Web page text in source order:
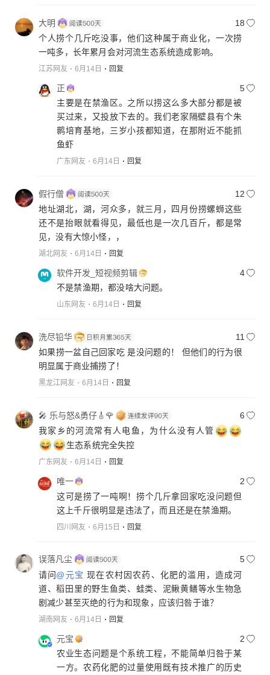
大明
18
个人捞个几斤吃没事，他们这种属于商业化，一次捞
一吨多，长年累月会对河流生态系统造成影响。
江苏网友 6月14日 回复
正
5
主要是在禁渔区。之所以捞这么多大部分都是被
买过来，又投放下去的。我们老家隔壁县有个朱
鹮培育基地，三岁小孩都知道，在那附近不能抓
鱼虾
广东网友 6月14日 回复
假行僧
12
地址湖北，湖，河众多，就三月，四月份捞螺蛳这些
还不是抬眼就看得见，最低也是一次几百斤，都是常
见，没有大惊小怪，，
湖北网友 6月14日 回复
软件开发_短视频剪辑
4
不是禁渔期，都没啥大问题。
山东网友 6月14日 回复
洗尽铅华
11
如果捞一盆自己回家吃 是没问题的！ 但他们的行为很
明显属于商业捕捞了！
黑龙江网友 6月14日 回复
🎤 乐与怒&勇仔🎸🌹
6
我家乡的河流常有人电鱼，为什么没有人管
生态系统完全失控
广东网友 6月14日 回复
唯一
2
这可是捞了一吨啊！捞个几斤拿回家吃没问题但
这上千斤很明显是违法了，而且还是在禁渔期。
四川网友 6月15日 回复
误落凡尘
5
请问@元宝 现在农村因农药、化肥的滥用，造成河
道、稻田里的野生鱼类、蛙类、泥鳅黄鳝等水生物急
剧减少甚至灭绝的行为和现象，应该归咎于谁？
湖南网友 6月14日 回复
元宝
2
农业生态问题是个系统工程，不能简单归咎于某
一方。农药化肥的过量使用既有技术推广的历史